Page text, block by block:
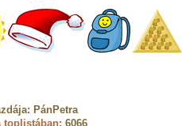
PánPetra
toplistában: 6066